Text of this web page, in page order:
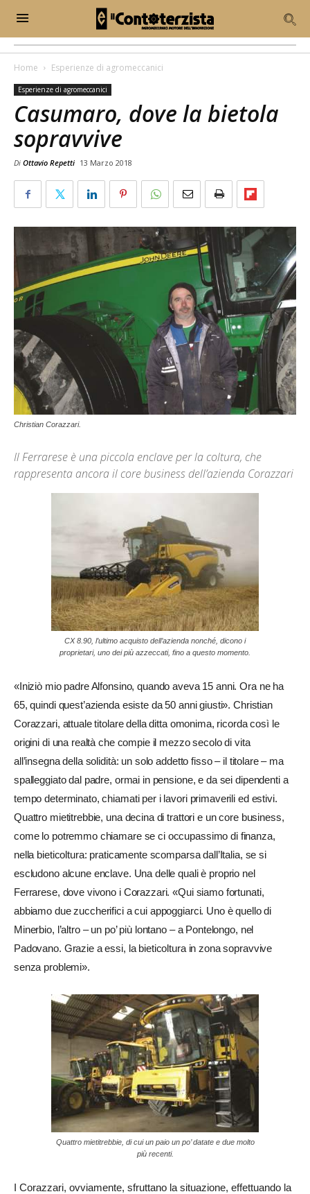
Home Esperienze di agromeccanici
Esperienze di agromeccanici
Casumaro, dove la bietola
sopravvive
Di Ottavio Repetti 13 Marzo 2018
Christian Corazzari.
Il Ferrarese è una piccola enclave per la coltura, che
rappresenta ancora il core business dell’azienda Corazzari
CX 8.90, l’ultimo acquisto dell’azienda nonché, dicono i
proprietari, uno dei più azzeccati, fino a questo momento.
«Iniziò mio padre Alfonsino, quando aveva 15 anni. Ora ne ha
65, quindi quest’azienda esiste da 50 anni giusti». Christian
Corazzari, attuale titolare della ditta omonima, ricorda così le
origini di una realtà che compie il mezzo secolo di vita
all’insegna della solidità: un solo addetto fisso – il titolare – ma
spalleggiato dal padre, ormai in pensione, e da sei dipendenti a
tempo determinato, chiamati per i lavori primaverili ed estivi.
Quattro mietitrebbie, una decina di trattori e un core business,
come lo potremmo chiamare se ci occupassimo di finanza,
nella bieticoltura: praticamente scomparsa dall’Italia, se si
escludono alcune enclave. Una delle quali è proprio nel
Ferrarese, dove vivono i Corazzari. «Qui siamo fortunati,
abbiamo due zuccherifici a cui appoggiarci. Uno è quello di
Minerbio, l’altro – un po’ più lontano – a Pontelongo, nel
Padovano. Grazie a essi, la bieticoltura in zona sopravvive
senza problemi».
Quattro mietitrebbie, di cui un paio un po’ datate e due molto
più recenti.
I Corazzari, ovviamente, sfruttano la situazione, effettuando la